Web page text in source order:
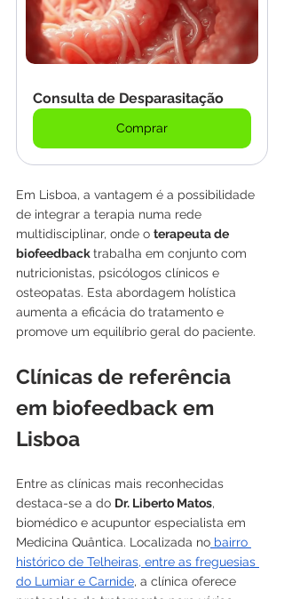
Consulta de Desparasitação
Comprar
Em Lisboa, a vantagem é a possibilidade
de integrar a terapia numa rede
multidisciplinar, onde o terapeuta de
biofeedback trabalha em conjunto com
nutricionistas, psicólogos clínicos e
osteopatas. Esta abordagem holística
aumenta a eficácia do tratamento e
promove um equilíbrio geral do paciente.
Clínicas de referência
em biofeedback em
Lisboa
Entre as clínicas mais reconhecidas
destaca-se a do Dr. Liberto Matos,
biomédico e acupuntor especialista em
Medicina Quântica. Localizada no bairro
histórico de Telheiras, entre as freguesias
do Lumiar e Carnide, a clínica oferece